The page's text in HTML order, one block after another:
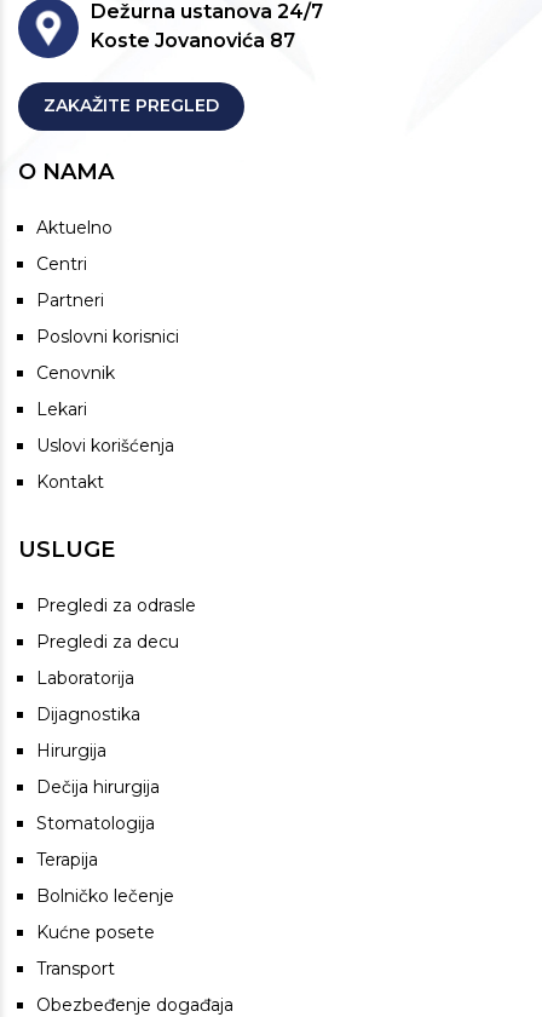
Dežurna ustanova 24/7
Koste Jovanovića 87
ZAKAŽITE PREGLED
O NAMA
Aktuelno
Centri
Partneri
Poslovni korisnici
Cenovnik
Lekari
Uslovi korišćenja
Kontakt
USLUGE
Pregledi za odrasle
Pregledi za decu
Laboratorija
Dijagnostika
Hirurgija
Dečija hirurgija
Stomatologija
Terapija
Bolničko lečenje
Kućne posete
Transport
Obezbeđenje događaja